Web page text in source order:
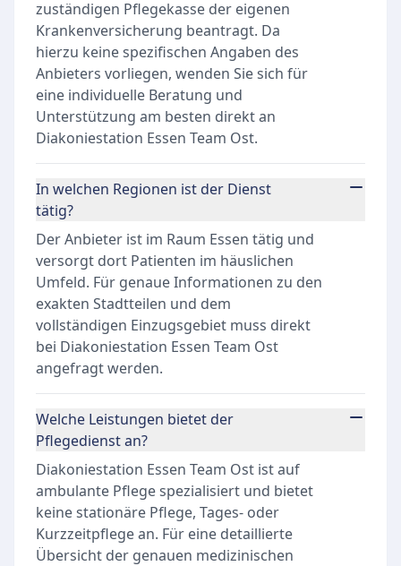
zuständigen Pflegekasse der eigenen
Krankenversicherung beantragt. Da
hierzu keine spezifischen Angaben des
Anbieters vorliegen, wenden Sie sich für
eine individuelle Beratung und
Unterstützung am besten direkt an
Diakoniestation Essen Team Ost.
In welchen Regionen ist der Dienst
tätig?
Der Anbieter ist im Raum Essen tätig und
versorgt dort Patienten im häuslichen
Umfeld. Für genaue Informationen zu den
exakten Stadtteilen und dem
vollständigen Einzugsgebiet muss direkt
bei Diakoniestation Essen Team Ost
angefragt werden.
Welche Leistungen bietet der
Pflegedienst an?
Diakoniestation Essen Team Ost ist auf
ambulante Pflege spezialisiert und bietet
keine stationäre Pflege, Tages- oder
Kurzzeitpflege an. Für eine detaillierte
Übersicht der genauen medizinischen